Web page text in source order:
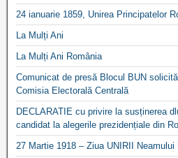
24 ianuarie 1859, Unirea Principatelor
La Mulți Ani
La Mulți Ani România
Comunicat de presă Blocul BUN
Comisia Electorală Centrală
DECLARATIE cu privire la susținerea
candidat la alegerile prezidențiale din
27 Martie 1918 – Ziua UNIRII Neamului